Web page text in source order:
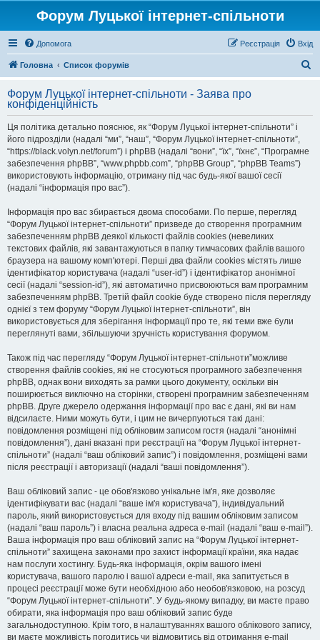
Форум Луцької інтернет-спільноти
Допомога Вхід
Реєстрація
Головна Список форумів
у
Форум Луцької інтернет-спільноти - Заява про
конфіденційність
Ця політика детально пояснює, як “Форум Луцької інтернет-спільноти” і
його підрозділи (надалі “ми”, “наш”, “Форум Луцької інтернет-спільноти”,
“https://black.volyn.net/forum”) і phpBB (надалі “вони”, “їх”, “їхнє”, “Програмне
забезпечення phpBB”, “www.phpbb.com”, “phpBB Group”, “phpBB Teams”)
використовують інформацію, отриману під час будь-якої вашої сесії
(надалі “інформація про вас”).
Інформація про вас збирається двома способами. По перше, перегляд
“Форум Луцької інтернет-спільноти” призведе до створення програмним
забезпеченням phpBB деякої кількості файлів cookies (невеликих
текстових файлів, які завантажуються в папку тимчасових файлів вашого
браузера на вашому комп'ютері. Перші два файли cookies містять лише
ідентифікатор користувача (надалі “user-id”) і ідентифікатор анонімної
сесії (надалі “session-id”), які автоматично присвоюються вам програмним
забезпеченням phpBB. Третій файл cookie буде створено після перегляду
однієї з тем форуму “Форум Луцької інтернет-спільноти”, він
використовується для зберігання інформації про те, які теми вже були
переглянуті вами, збільшуючи зручність користування форумом.
Також під час перегляду “Форум Луцької інтернет-спільноти”можливе
створення файлів cookies, які не стосуються програмного забезпечення
phpBB, однак вони виходять за рамки цього документу, оскільки він
поширюється виключно на сторінки, створені програмним забезпеченням
phpBB. Друге джерело одержання інформації про вас є дані, які ви нам
відсилаєте. Ними можуть бути, і цим не вичерпуються такі дані:
повідомлення розміщені під обліковим записом гостя (надалі “анонімні
повідомлення”), дані вказані при реєстрації на “Форум Луцької інтернет-
спільноти” (надалі “ваш обліковий запис”) і повідомлення, розміщені вами
після реєстрації і авторизації (надалі “ваші повідомлення”).
Ваш обліковий запис - це обов'язково унікальне ім'я, яке дозволяє
ідентифікувати вас (надалі “ваше ім'я користувача”), індивідуальний
пароль, який використовується для входу під вашим обліковим записом
(надалі “ваш пароль”) і власна реальна адреса e-mail (надалі “ваш e-mail”).
Ваша інформація про ваш обліковий запис на “Форум Луцької інтернет-
спільноти” захищена законами про захист інформації країни, яка надає
нам послуги хостингу. Будь-яка інформація, окрім вашого імені
користувача, вашого паролю і вашої адреси e-mail, яка запитується в
процесі реєстрації може бути необхідною або необов'язковою, на розсуд
“Форум Луцької інтернет-спільноти”. У будь-якому випадку, ви маєте право
обирати, яка інформація про ваш обліковий запис буде
загальнодоступною. Крім того, в налаштуваннях вашого облікового запису,
ви маєте можливість погодитись чи відмовитись від отримання e-mail